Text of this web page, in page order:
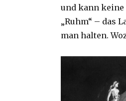
und kann
„Ruhm“ – das
man halten.